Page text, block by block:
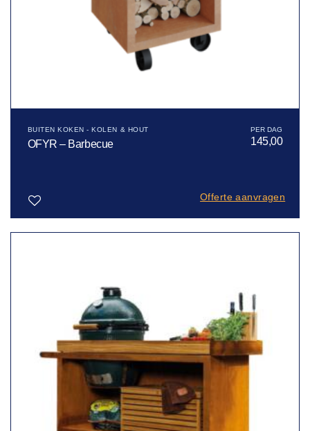
BUITEN KOKEN - KOLEN & HOUT
OFYR – Barbecue 145,00
Offerte aanvragen